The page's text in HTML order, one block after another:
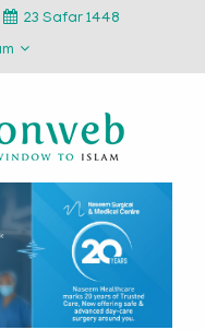
23 Safar 1448